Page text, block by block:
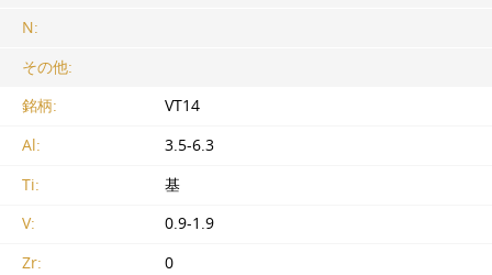
N:
その他:
銘柄:
VT14
Al:
3.5-6.3
Ti:
基
V:
0.9-1.9
Zr:
0